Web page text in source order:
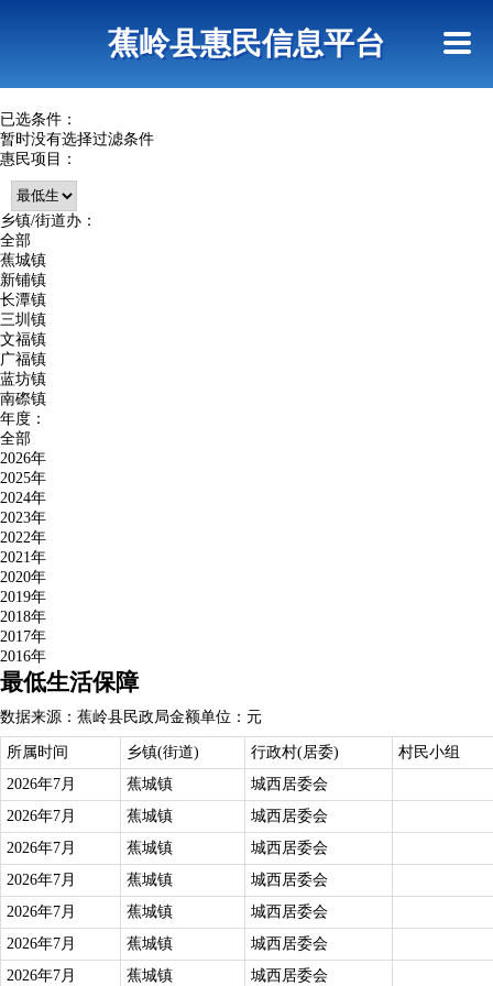
蕉岭县惠民信息平台
已选条件：
暂时没有选择过滤条件
惠民项目：
乡镇/街道办：
全部
蕉城镇
新铺镇
长潭镇
三圳镇
文福镇
广福镇
蓝坊镇
南磜镇
年度：
全部
2026年
2025年
2024年
2023年
2022年
2021年
2020年
2019年
2018年
2017年
2016年
最低生活保障
数据来源：蕉岭县民政局金额单位：元
所属时间 乡镇(街道) 行政村(居委)
村民小组
2026年7月
蕉城镇
城西居委会
2026年7月
蕉城镇
城西居委会
2026年7月
蕉城镇
城西居委会
2026年7月
蕉城镇
城西居委会
2026年7月
蕉城镇
城西居委会
2026年7月
蕉城镇
城西居委会
2026年7月
蕉城镇 城西居委会